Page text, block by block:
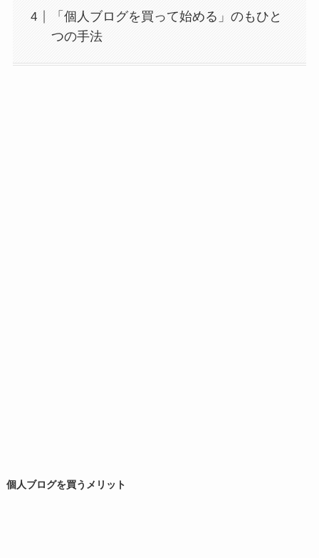
「個人ブログを買って始める」のもひと
つの手法
個人ブログを買うメリット